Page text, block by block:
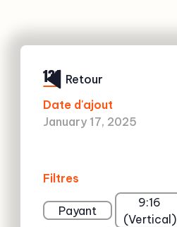
131
Date d'ajout
January 17, 2025
Filtres
Payant
9:16
(Vertical)
Retour